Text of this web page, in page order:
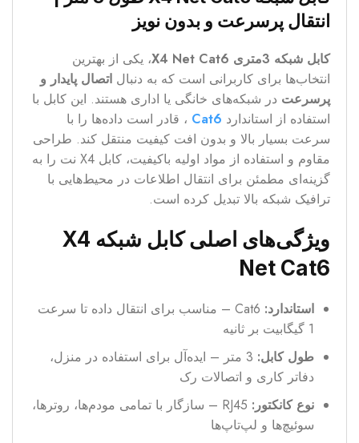
انتقال پرسرعت و بدون نویز
کابل شبکه 3متری X4 Net Cat6
، یکی از بهترین
انتخاب‌ها برای کاربرانی است که به دنبال اتصال پایدار و
پرسرعت در شبکه‌های خانگی یا اداری هستند. این کابل با
استفاده از استاندارد Cat6 ، قادر است داده‌ها را با
سرعت بسیار بالا و بدون افت کیفیت منتقل کند. طراحی
مقاوم و استفاده از مواد اولیه باکیفیت، کابل X4 نت را به
گزینه‌ای مطمئن برای انتقال اطلاعات در محیط‌هایی با
ترافیک شبکه بالا تبدیل کرده است.
ویژگی‌های اصلی کابل شبکه X4
Net Cat6
استاندارد:
Cat6 – مناسب برای انتقال داده تا سرعت
1 گیگابیت بر ثانیه
طول کابل:
3 متر – ایده‌آل برای استفاده در منزل،
دفاتر کاری و اتصالات رک
نوع کانکتور:
RJ45 – سازگار با تمامی مودم‌ها، روترها،
سوئیچ‌ها و لپ‌تاپ‌ها